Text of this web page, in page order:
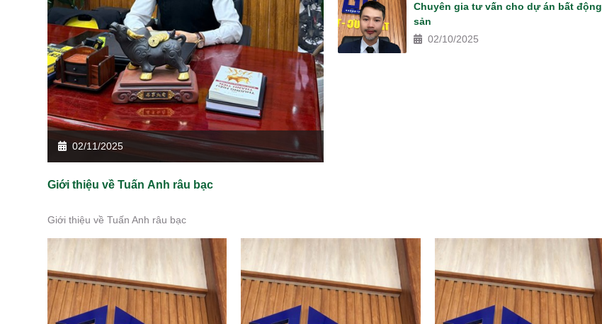
02/11/2025
Giới thiệu về Tuấn Anh râu bạc
Giới thiệu về Tuấn Anh râu bạc
Chuyên gia tư vấn cho dự án bất động
sản
02/10/2025